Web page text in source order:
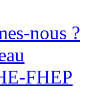
nous ?
FHEP